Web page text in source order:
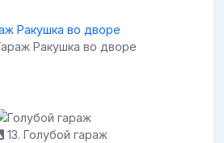
Ракушка во дворе
13. Голубой гараж